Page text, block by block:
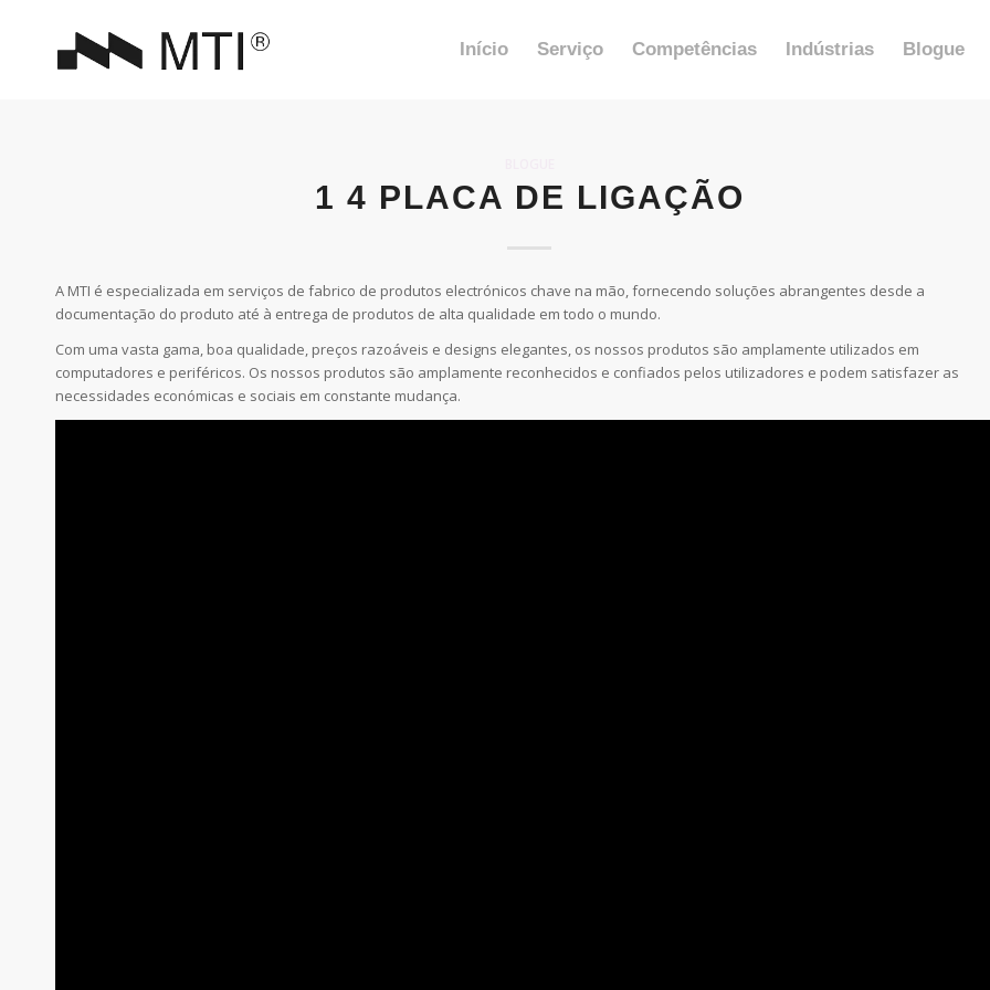
Início Serviço Competências Indústrias Blogue
1 4 PLACA DE LIGAÇÃO
A MTI é especializada em serviços de fabrico de produtos electrónicos chave na mão, fornecendo soluções abrangentes desde a
documentação do produto até à entrega de produtos de alta qualidade em todo o mundo.
Com uma vasta gama, boa qualidade, preços razoáveis e designs elegantes, os nossos produtos são amplamente utilizados em
computadores e periféricos. Os nossos produtos são amplamente reconhecidos e confiados pelos utilizadores e podem satisfazer as
necessidades económicas e sociais em constante mudança.